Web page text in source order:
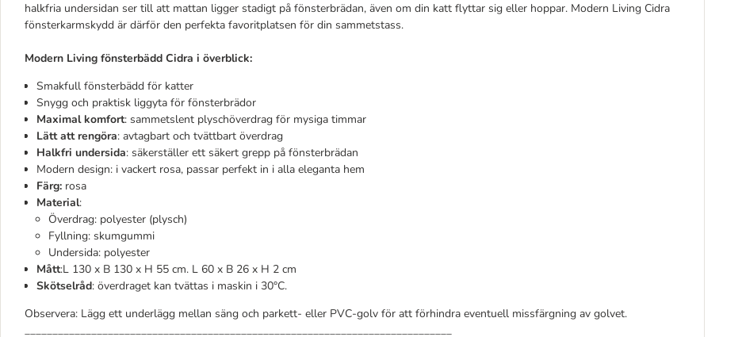
halkfria undersidan ser till att mattan ligger stadigt på fönsterbrädan, även om din katt flyttar sig eller hoppar. Modern Living Cidra
fönsterkarmskydd är därför den perfekta favoritplatsen för din sammetstass.
Modern Living fönsterbädd Cidra i överblick:
Smakfull fönsterbädd för katter
Snygg och praktisk liggyta för fönsterbrädor
Maximal komfort: sammetslent plyschöverdrag för mysiga timmar
Lätt att rengöra: avtagbart och tvättbart överdrag
Halkfri undersida: säkerställer ett säkert grepp på fönsterbrädan
Modern design: i vackert rosa, passar perfekt in i alla eleganta hem
Färg: rosa
Material:
Överdrag: polyester (plysch)
Fyllning: skumgummi
Undersida: polyester
Mått:L 130 x B 130 x H 55 cm. L 60 x B 26 x H 2 cm
Skötselråd: överdraget kan tvättas i maskin i 30°C.
Observera: Lägg ett underlägg mellan säng och parkett- eller PVC-golv för att förhindra eventuell missfärgning av golvet.
_____________________________________________________________________________